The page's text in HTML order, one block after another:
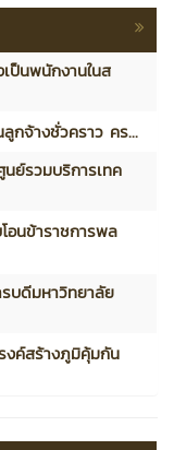
ป็นพนักงานในส
กจ้างชั่วคราว คร...
ย์รวมบริการเทค
อนข้าราชการพล
บดีมหาวิทยาลัย
งค์สร้างภูมิคุ้มกัน